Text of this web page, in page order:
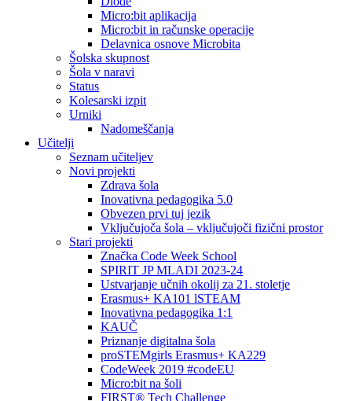
Micro:bit aplikacija
Micro:bit in računske operacije
Delavnica osnove Microbita
Šolska skupnost
Šola v naravi
Status
Kolesarski izpit
Urniki
Nadomeščanja
Učitelji
Seznam učiteljev
Novi projekti
Zdrava šola
Inovativna pedagogika 5.0
Obvezen prvi tuj jezik
Vključujoča šola – vključujoči fizični prostor
Stari projekti
Značka Code Week School
SPIRIT JP MLADI 2023-24
Ustvarjanje učnih okolij za 21. stoletje
Erasmus+ KA101 lSTEAM
Inovativna pedagogika 1:1
KAUČ
Priznanje digitalna šola
proSTEMgirls Erasmus+ KA229
CodeWeek 2019 #codeEU
Micro:bit na šoli
FIRST® Tech Challenge